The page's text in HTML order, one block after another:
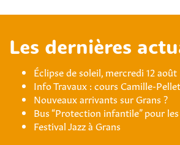
Les dernières
Éclipse de soleil, mercredi 12 août
Info Travaux : cours Camille-
Nouveaux arrivants sur Grans ?
Bus “Protection infantile” pour
Festival Jazz à Grans